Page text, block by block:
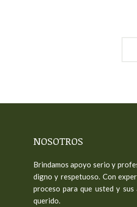
NOSOTROS
Brindamos apoyo serio y
digno y respetuoso. Con
proceso para que usted y
querido.